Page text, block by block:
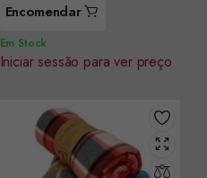
Encomendar
Em Stock
Iniciar sessão para ver preço